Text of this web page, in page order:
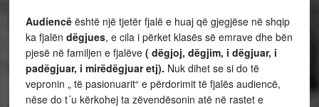
Audiencëështë një tjetër fjalë e huaj që gjegjëse në shqip
ka fjalën dëgjues, e cila i përket klasës së emrave dhe bën
pjesë në familjen e fjalëve ( dëgjoj, dëgjim, i dëgjuar, i
padëgjuar, i mirëdëgjuar etj). Nuk dihet se si do të
vepronin „ të pasionuarit“ e përdorimit të fjalës audiencë,
nëse do t´u kërkohej ta zëvendësonin atë në rastet e